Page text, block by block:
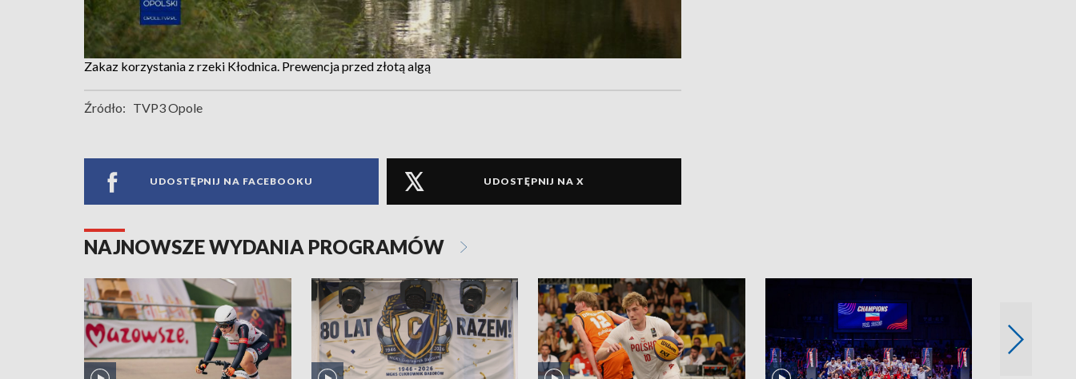
Zakaz korzystania z rzeki Kłodnica. Prewencja przed złotą algą
Źródło: TVP3 Opole
UDOSTĘPNIJ NA FACEBOOKU UDOSTĘPNIJ NA X
NAJNOWSZE WYDANIA PROGRAMÓW